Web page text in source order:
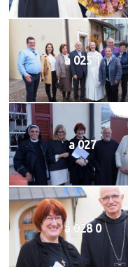
a 025 1
a 027
a 028 0